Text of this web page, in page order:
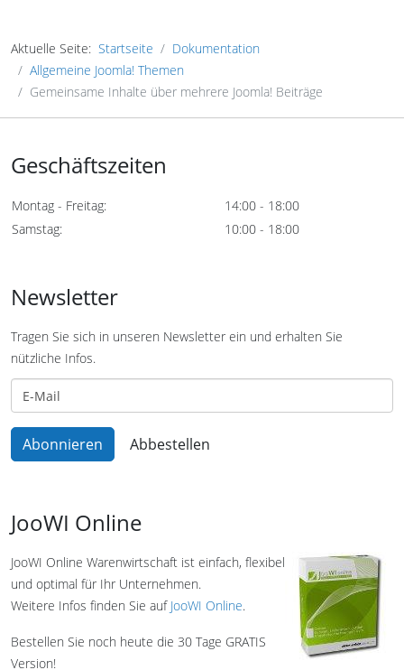
Aktuelle Seite: Startseite
Dokumentation
Allgemeine Joomla! Themen
Gemeinsame Inhalte über mehrere Joomla! Beiträge
Geschäftszeiten
Montag - Freitag:
14:00 - 18:00
Samstag:
10:00 - 18:00
Newsletter
Tragen Sie sich in unseren Newsletter ein und erhalten Sie
nützliche Infos.
JooWI Online
JooWI Online Warenwirtschaft ist einfach, flexibel
und optimal für Ihr Unternehmen.
Weitere Infos finden Sie auf JooWI Online.
Bestellen Sie noch heute die 30 Tage GRATIS
Version!